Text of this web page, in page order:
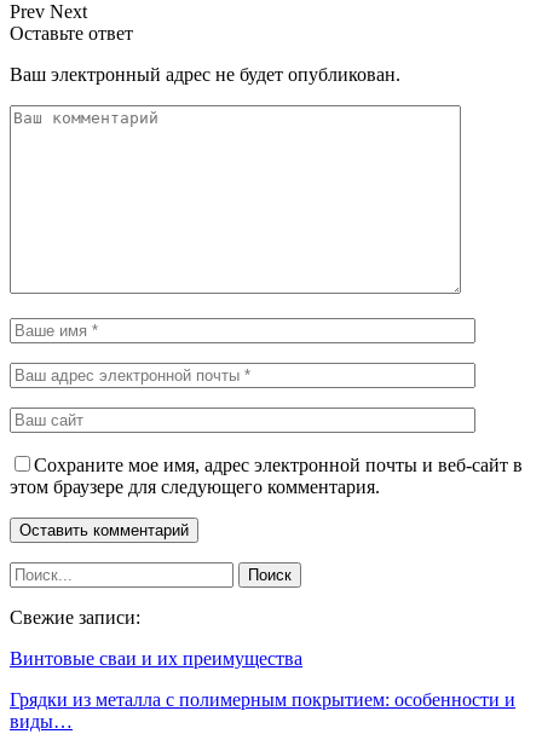
Prev Next
Оставьте ответ
Ваш электронный адрес не будет опубликован.
Сохраните мое имя, адрес электронной почты и веб-сайт в
этом браузере для следующего комментария.
Свежие записи:
Винтовые сваи и их преимущества
Грядки из металла с полимерным покрытием: особенности и
виды…